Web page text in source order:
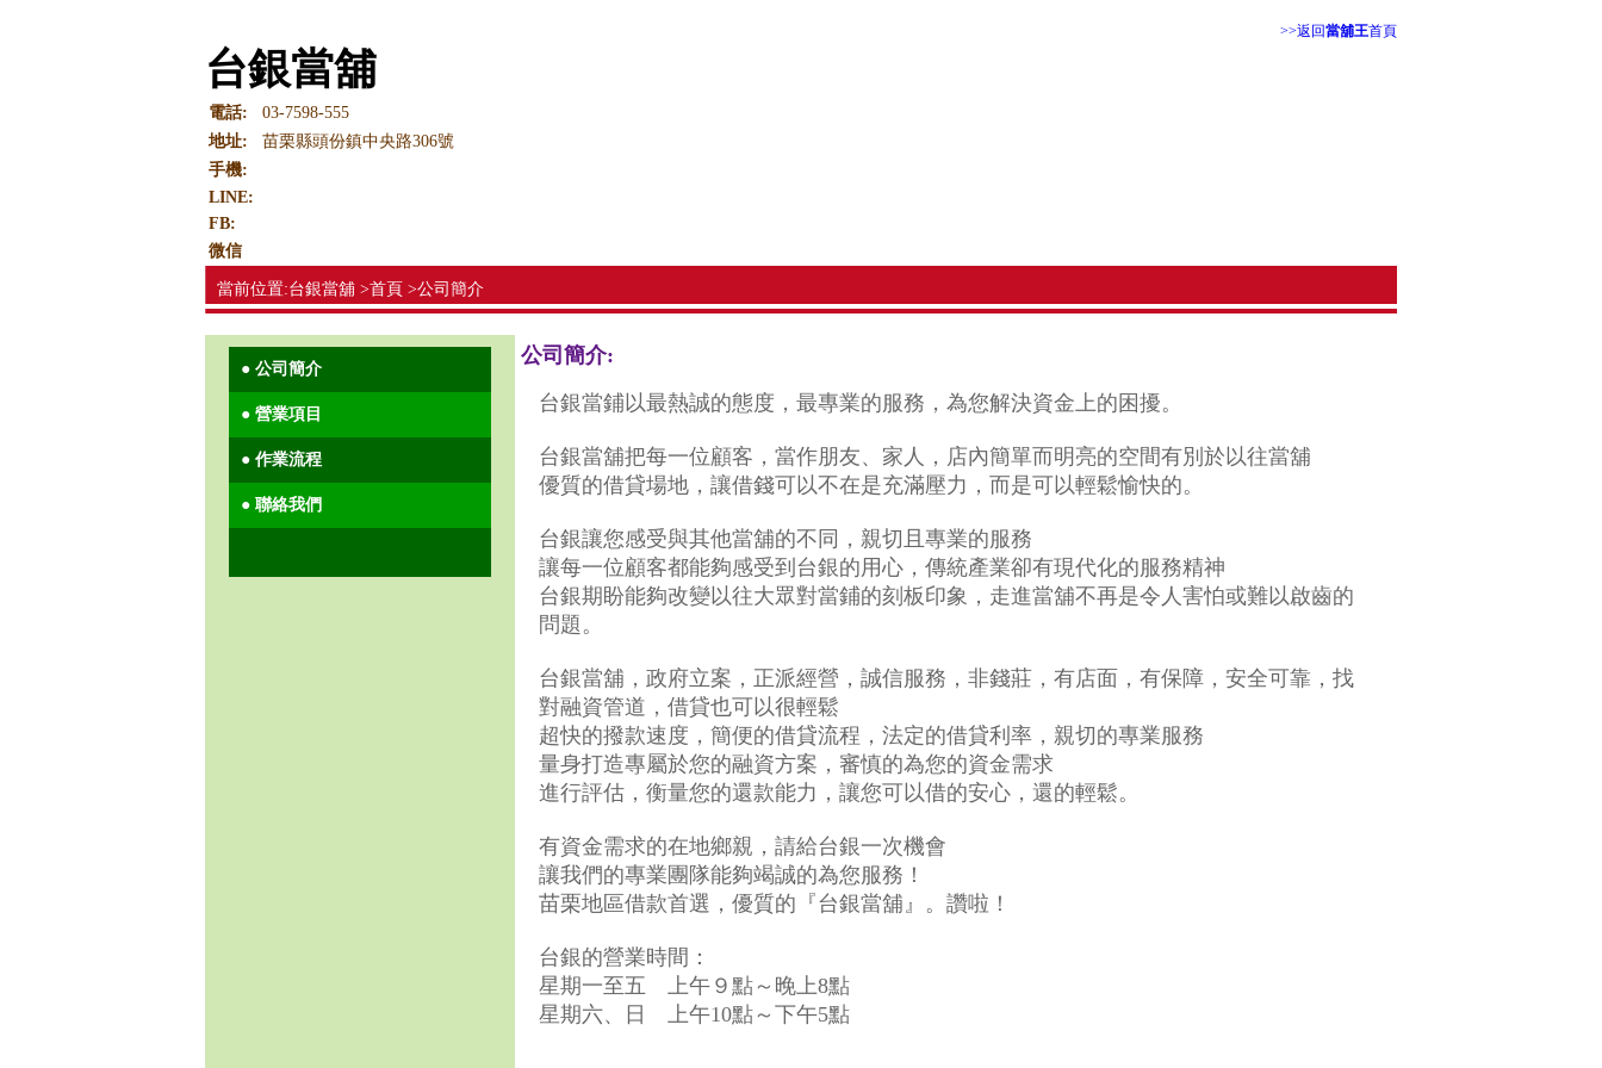
>>返回當舖王首頁
台銀當舖
電話:
03-7598-555
地址:
苗栗縣頭份鎮中央路306號
手機:
LINE:
FB:
微信
當前位置:台銀當舖 >首頁 >公司簡介
● 公司簡介
● 營業項目
● 作業流程
● 聯絡我們
公司簡介:
台銀當鋪以最熱誠的態度，最專業的服務，為您解決資金上的困擾。
台銀當舖把每一位顧客，當作朋友、家人，店內簡單而明亮的空間有別於以往當舖
優質的借貸場地，讓借錢可以不在是充滿壓力，而是可以輕鬆愉快的。
台銀讓您感受與其他當舖的不同，親切且專業的服務
讓每一位顧客都能夠感受到台銀的用心，傳統產業卻有現代化的服務精神
台銀期盼能夠改變以往大眾對當鋪的刻板印象，走進當舖不再是令人害怕或難以啟齒的
問題。
台銀當舖，政府立案，正派經營，誠信服務，非錢莊，有店面，有保障，安全可靠，找
對融資管道，借貸也可以很輕鬆
超快的撥款速度，簡便的借貸流程，法定的借貸利率，親切的專業服務
量身打造專屬於您的融資方案，審慎的為您的資金需求
進行評估，衡量您的還款能力，讓您可以借的安心，還的輕鬆。
有資金需求的在地鄉親，請給台銀一次機會
讓我們的專業團隊能夠竭誠的為您服務！
苗栗地區借款首選，優質的『台銀當舖』。讚啦！
台銀的營業時間：
星期一至五 上午９點～晚上8點
星期六、日 上午10點～下午5點